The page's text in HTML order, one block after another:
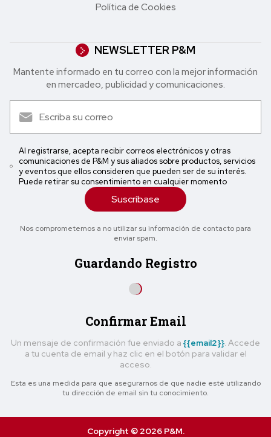
Política de Cookies
NEWSLETTER P&M
Mantente informado en tu correo con la mejor in formación
en mercadeo, publicidad y comunicaciones.
Al registrarse, acepta recibir correos electrónicos y otras
comunicaciones de P&M y sus aliados sobre productos, servicios
y eventos que ellos consideren que pueden ser de su interés.
Puede retirar su consentimiento en cualquier momento
Suscríbase
Nos comprometemos a no utilizar su información de contacto para
enviar spam.
Guardando Registro
Confirmar Email
Un mensaje de confirmación fue enviado a {{email2}} . Accede
a tu cuenta de email y haz clic en el botón para validar el
acceso.
Esta es una medida para que asegurarnos de que nadie esté utilizando
tu dirección de email sin tu conocimiento.
Copyright © 2026 P&M.